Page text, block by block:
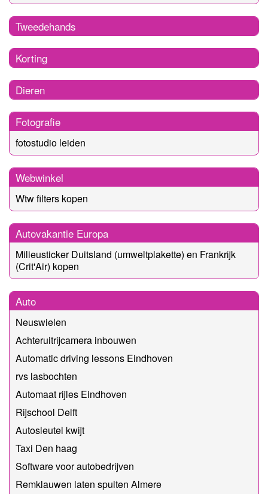
Tweedehands
Korting
Dieren
Fotografie
fotostudio leiden
Webwinkel
Wtw filters kopen
Autovakantie Europa
Milieusticker Duitsland (umweltplakette) en Frankrijk
(Crit'Air) kopen
Auto
Neuswielen
Achteruitrijcamera inbouwen
Automatic driving lessons Eindhoven
rvs lasbochten
Automaat rijles Eindhoven
Rijschool Delft
Autosleutel kwijt
Taxi Den haag
Software voor autobedrijven
Remklauwen laten spuiten Almere